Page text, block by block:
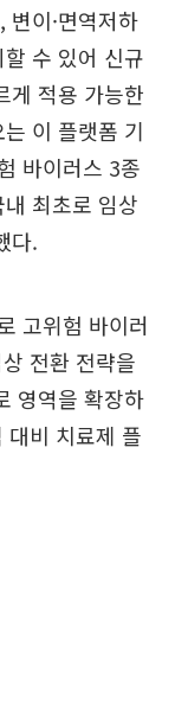
이·면역저하
수 있어 신규
게 적용 가능한
이 플랫폼 기
바이러스 3종
최초로 임상
다.
고위험 바이러
전환 전략을
영역을 확장하
대비 치료제 플